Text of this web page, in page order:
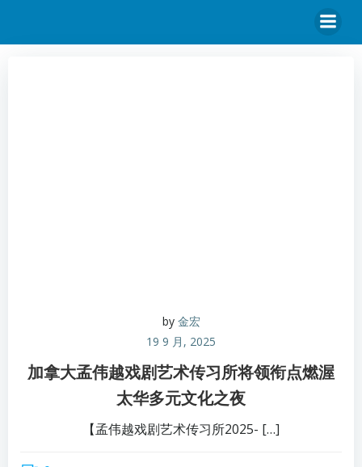
by 金宏
19 9 月, 2025
加拿大孟伟越戏剧艺术传习所将领衔点燃渥
太华多元文化之夜
【孟伟越戏剧艺术传习所2025- […]